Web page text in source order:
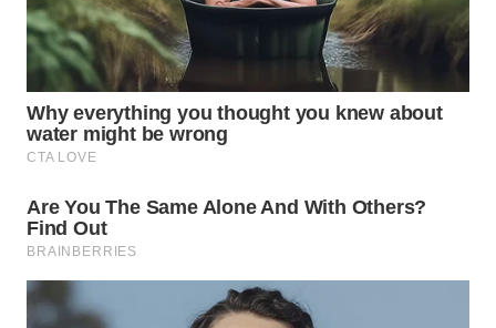
TOBA
WN
NIAS
WN
WN
TAPANULI
SELATAN